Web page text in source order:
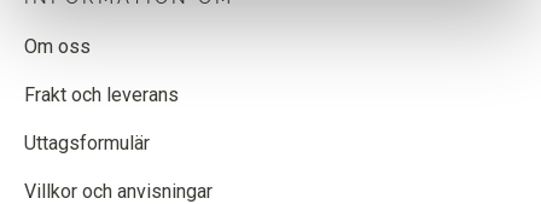
Om oss
Frakt och leverans
Uttagsformulär
Villkor och anvisningar